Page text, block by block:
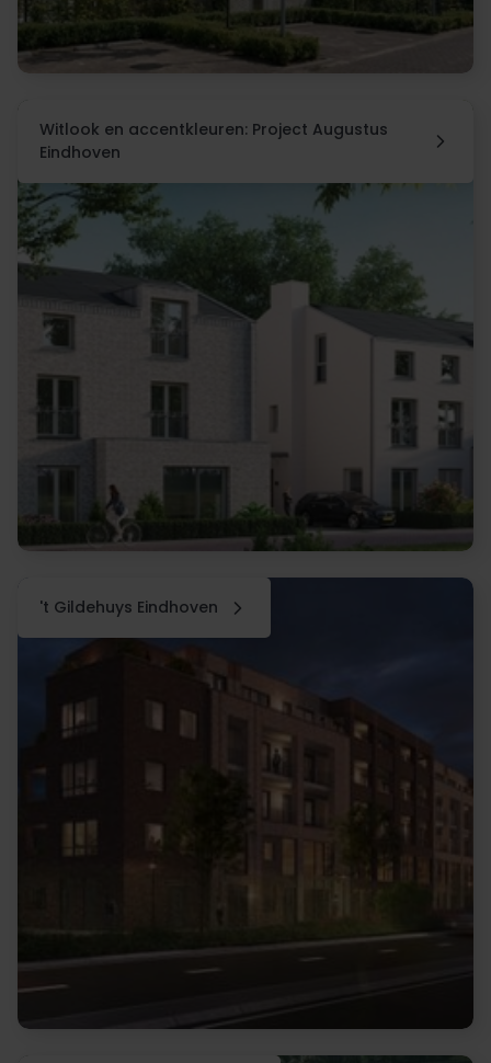
Witlook en accentkleuren: Project Augustus
Eindhoven
't Gildehuys Eindhoven